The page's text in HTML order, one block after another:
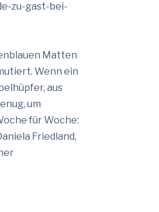
zu-gast-bei-
Matten
Wenn ein
aus
um
für Woche:
Friedland,